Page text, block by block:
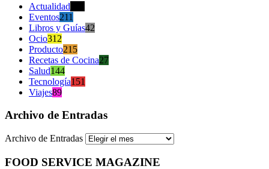
Actualidad
Eventos211
Libros y Guías42
Ocio312
Producto215
Recetas de Cocina27
Salud144
Tecnología151
Viajes89
Archivo de Entradas
Archivo de Entradas
FOOD SERVICE MAGAZINE